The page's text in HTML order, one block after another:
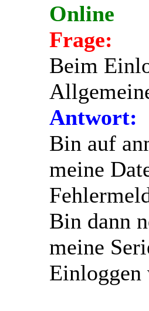
Online
Frage:
Beim
Antwort:
Bin auf
meine
Bin dann
meine